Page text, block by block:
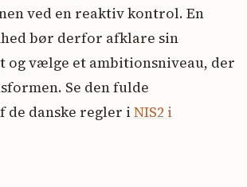
ved en reaktiv kontrol. En
bør derfor afklare sin
vælge et ambitionsniveau, der
Se den fulde
de danske regler iNIS2 i